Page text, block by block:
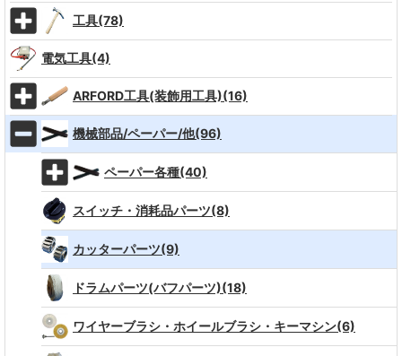
工具(78)
電気工具(4)
ARFORD工具(装飾用工具)(16)
機械部品/ペーパー/他(96)
ペーパー各種(40)
スイッチ・消耗品パーツ(8)
カッターパーツ(9)
ドラムパーツ(バフパーツ)(18)
ワイヤーブラシ・ホイールブラシ・キーマシン(6)